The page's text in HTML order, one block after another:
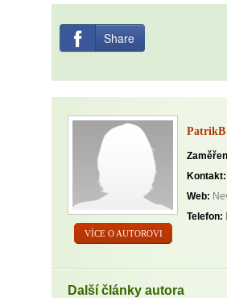
Share
VÍCE O AUTOROVI
PatrikB
Kontakt:
Web:
Telefon:
Další články autora